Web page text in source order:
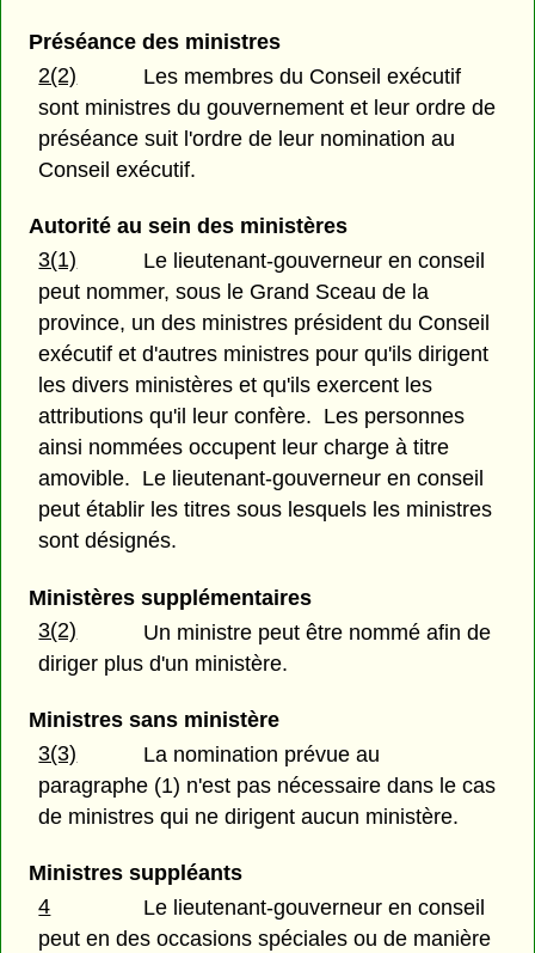
Préséance des ministres
2(2)
Les membres du Conseil exécutif
sont ministres du gouvernement et leur ordre de
préséance suit l'ordre de leur nomination au
Conseil exécutif.
Autorité au sein des ministères
3(1)
Le lieutenant-gouverneur en conseil
peut nommer, sous le Grand Sceau de la
province, un des ministres président du Conseil
exécutif et d'autres ministres pour qu'ils dirigent
les divers ministères et qu'ils exercent les
attributions qu'il leur confère. Les personnes
ainsi nommées occupent leur charge à titre
amovible. Le lieutenant-gouverneur en conseil
peut établir les titres sous lesquels les ministres
sont désignés.
Ministères supplémentaires
3(2)
Un ministre peut être nommé afin de
diriger plus d'un ministère.
Ministres sans ministère
3(3)
La nomination prévue au
paragraphe (1) n'est pas nécessaire dans le cas
de ministres qui ne dirigent aucun ministère.
Ministres suppléants
4
Le lieutenant-gouverneur en conseil
peut en des occasions spéciales ou de manière